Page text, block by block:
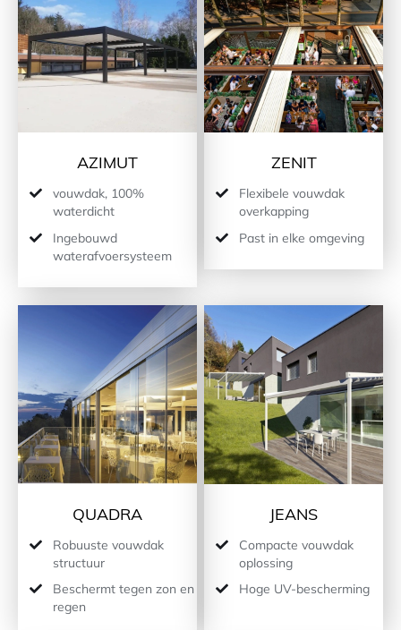
AZIMUT
vouwdak, 100%
waterdicht
Ingebouwd
waterafvoersysteem
ZENIT
Flexibele vouwdak
overkapping
Past in elke omgeving
QUADRA
Robuuste vouwdak
structuur
Beschermt tegen zon en
regen
JEANS
Compacte vouwdak
oplossing
Hoge UV-bescherming